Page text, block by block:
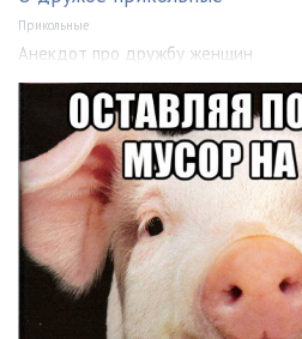
Прикольные
Анекдот про дружбу женщин